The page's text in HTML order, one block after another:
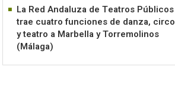
La Red Andaluza de Teatros Públicos
trae cuatro funciones de danza, circo
y teatro a Marbella y Torremolinos
(Málaga)